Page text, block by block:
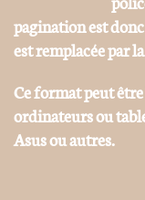
pagination est
est remplacée par
Ce format peut
ordinateurs ou
Asus ou autres.